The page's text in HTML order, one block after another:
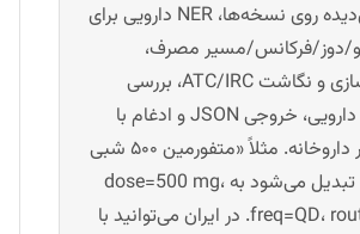
آموزش‌دیده روی نسخه‌ها، NER دارویی برای
دوز/فرکانس/مسیر مصرف،
نرمال‌سازی و نگاشت ATC/IRC، بررسی
تداخل دارویی، خروجی JSON و ادغام با
نرم‌افزار داروخانه. مثلاً «متفورمین ۵۰۰ شبی
۱ عدد» تبدیل می‌شود به dose=500 mg،
freq=QD، route=PO. در ایران می‌توانید با